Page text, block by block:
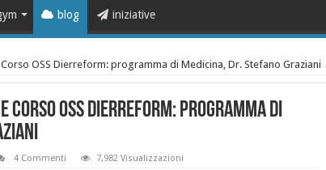
blog iniziative
OSS Dierreform: programma di Medicina, Dr. Stefano Graziani
OSS Dierreform: programma di
4 Commenti 7,982 Visualizzazioni